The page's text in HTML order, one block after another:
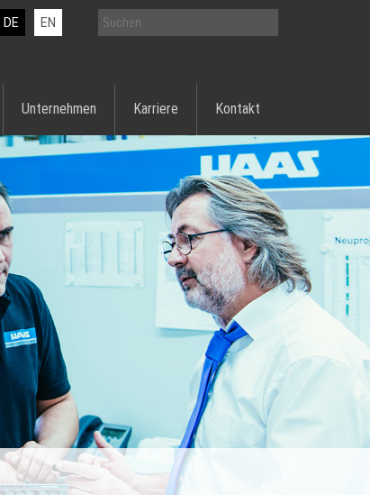
DE EN
Unternehmen Karriere Kontakt